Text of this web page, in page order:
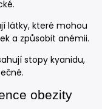
látky, které mohou
a způsobit anémii.
stopy kyanidu,
obezity